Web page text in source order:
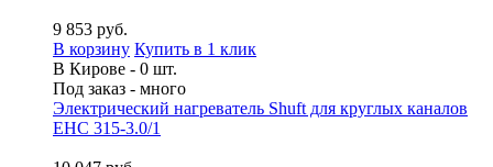
9 853 руб.
В корзину Купить в 1 клик
В Кирове - 0 шт.
Под заказ - много
Электрический нагреватель Shuft для круглых каналов
EHC 315-3.0/1